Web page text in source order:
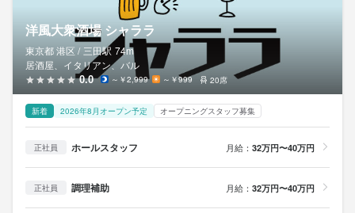
洋風大衆酒場 シャララ
東京都 港区 / 三田駅 74m
居酒屋、イタリアン、バル
0.0 ～￥2,999 ～￥999 20席
新着 2026年8月オープン予定 オープニングスタッフ募集
正社員 ホールスタッフ 月給： 32万円〜40万円
正社員 調理補助 月給： 32万円〜40万円